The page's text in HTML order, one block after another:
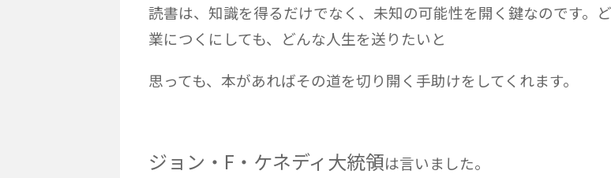
読書は、知識を得るだけでなく、未知の可能性を開く鍵なのです。
業につくにしても、どんな人生を送りたいと
思っても、本があればその道を切り開く手助けをしてくれます。
ジョン・F・ケネディ大統領は言いました。